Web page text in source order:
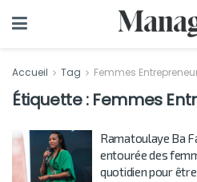
Accueil Tag Femmes
Étiquette : Femmes
Ramatoulaye Ba
entourée des
quotidien pour